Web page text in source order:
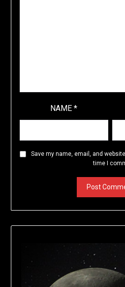
NAME*
Save my name, email, and
time I